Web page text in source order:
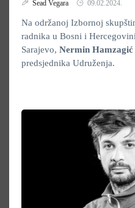
Sead Vegara 09.02.2024.
Na održanoj Izbornoj
radnika u Bosni i
Sarajevo, Nermin Hamzagić
predsjednika Udruženja.